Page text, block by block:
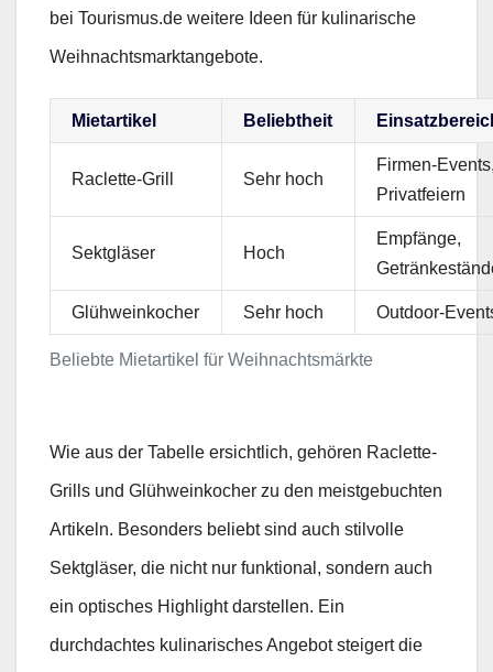
bei Tourismus.de weitere Ideen für kulinarische
Weihnachtsmarktangebote.
Beliebte Mietartikel für Weihnachtsmärkte
Mietartikel Beliebtheit
Raclette-Grill Sehr hoch
Firmen-
Privatfeiern
Sektgläser Hoch
Empfänge,
Glühweinkocher Sehr hoch Outdoor-
Wie aus der Tabelle ersichtlich, gehören Raclette-
Grills und Glühweinkocher zu den meistgebuchten
Artikeln. Besonders beliebt sind auch stilvolle
Sektgläser, die nicht nur funktional, sondern auch
ein optisches Highlight darstellen. Ein
durchdachtes kulinarisches Angebot steigert die